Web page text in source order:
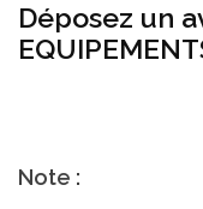
Déposez un
Note :